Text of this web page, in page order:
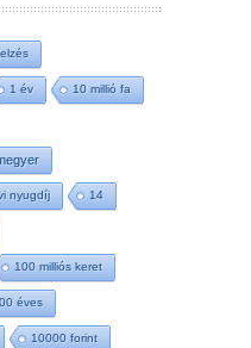
1 év 10 millió fa
nyugdíj 14
100 milliós keret
éves
10000 forint